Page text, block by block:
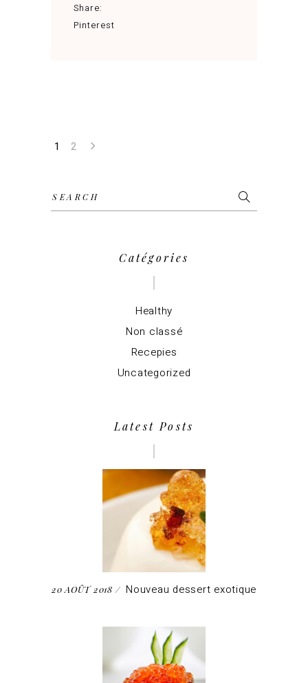
Share:
Pinterest
1 2
Search
for:
Catégories
Healthy
Non classé
Recepies
Uncategorized
Latest Posts
20 AOÛT 2018 Nouveau dessert exotique